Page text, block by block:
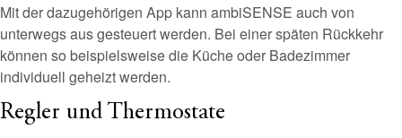
Mit der dazugehörigen App kann ambiSENSE auch von
unterwegs aus gesteuert werden. Bei einer späten Rückkehr
können so beispielsweise die Küche oder Badezimmer
individuell geheizt werden.
Regler und Thermostate